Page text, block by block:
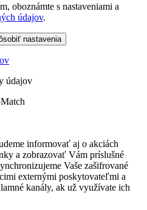
oboznámte s nastaveniami a
údajov.
nastavenia
údajov
informovať aj o akciách
a zobrazovať Vám príslušné
Vaše zašifrované
externými poskytovateľmi a
kanály, ak už využívate ich